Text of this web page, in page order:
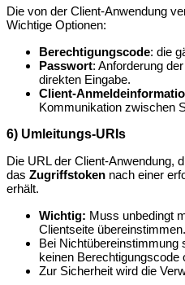
Die von der Client-Anwendung
Wichtige Optionen:
Berechtigungscode: die
Passwort: Anforderung
direkten Eingabe.
Client-
Kommunikation zwischen
6) Umleitungs-URIs
Die URL der Client-Anwendung,
das Zugriffstoken nach einer
erhält.
Wichtig: Muss unbedingt
Clientseite übereinstimmen.
Bei Nichtübereinstimmung
keinen Berechtigungscode
Zur Sicherheit wird die